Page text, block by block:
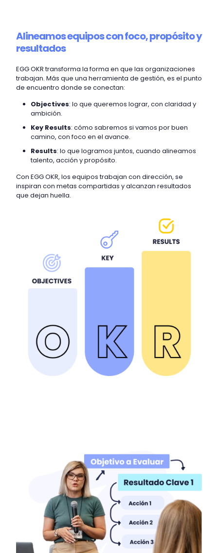
Alineamos equipos con foco, propósito y
resultados
EGG OKR transforma la forma en que las organizaciones
trabajan. Más que una herramienta de gestión, es el punto
de encuentro donde se conectan:
Objectives: lo que queremos lograr, con claridad y
ambición.
Key Results: cómo sabremos si vamos por buen
camino, con foco en el avance.
Results: lo que logramos juntos, cuando alineamos
talento, acción y propósito.
Con EGG OKR, los equipos trabajan con dirección, se
inspiran con metas compartidas y alcanzan resultados
que dejan huella.